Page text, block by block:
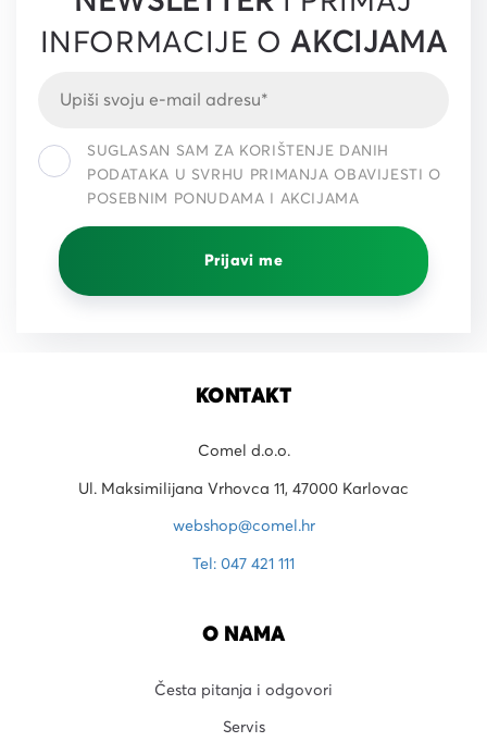
INFORMACIJE OAKCIJAMA
SUGLASAN SAM ZA KORIŠTENJE DANIH
PODATAKA U SVRHU PRIMANJA OBAVIJESTI O
POSEBNIM PONUDAMA I AKCIJAMA
Prijavi me
KONTAKT
Comel d.o.o.
Ul. Maksimilijana Vrhovca 11, 47000 Karlovac
webshop@comel.hr
Tel: 047 421 111
O NAMA
Česta pitanja i odgovori
Servis